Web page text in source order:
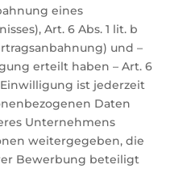
eines
Art. 6 Abs. 1 lit. b
und –
erteilt haben – Art. 6
Einwilligung ist jederzeit
Daten
Unternehmens
weitergegeben, die
Bewerbung beteiligt